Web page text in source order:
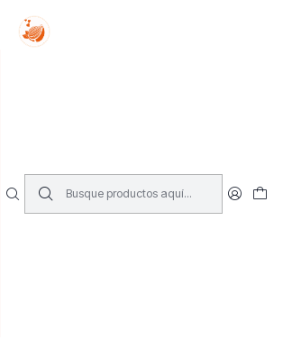
Tus sueños se concretan aquí !!!